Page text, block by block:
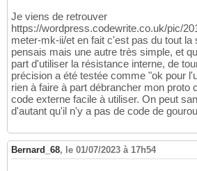
Je viens de retrouver
https://wordpress.codewrite.co.uk/pic/
meter-mk-ii/et en fait c'est pas du tout la
pensais mais une autre très simple, et
part d'utiliser la résistance interne, de
précision a été testée comme "ok pour
rien à faire à part débrancher mon proto
code externe facile à utiliser. On peut
d'autant qu'il n'y a pas de code de
Bernard_68, le 01/07/2023 à 17h54